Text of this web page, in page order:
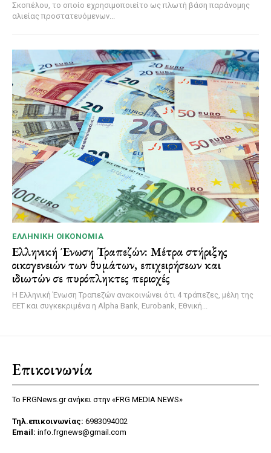
Σκοπέλου, το οποίο εχρησιμοποιείτο ως πλωτή βάση παράνομης
αλιείας προστατευόμενων...
ΕΛΛΗΝΙΚΉ ΟΙΚΟΝΟΜΊΑ
Ελληνική Ένωση Τραπεζών: Μέτρα στήριξης
οικογενειών των θυμάτων, επιχειρήσεων και
ιδιωτών σε πυρόπληκτες περιοχές
Η Ελληνική Ένωση Τραπεζών ανακοινώνει ότι 4 τράπεζες, μέλη της
ΕΕΤ και συγκεκριμένα η Alpha Bank, Eurobank, Εθνική...
Επικοινωνία
Το FRGNews.gr ανήκει στην «FRG MEDIA NEWS»
Τηλ.επικοινωνίας: 6983094002
Email: info.frgnews@gmail.com